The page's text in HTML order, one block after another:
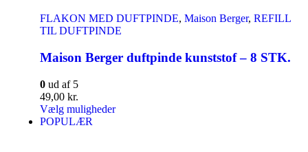
FLAKON MED DUFTPINDE, Maison Berger, REFILL
TIL DUFTPINDE
Maison Berger duftpinde kunststof – 8 STK.
0 ud af 5
49,00 kr.
Vælg muligheder
POPULÆR